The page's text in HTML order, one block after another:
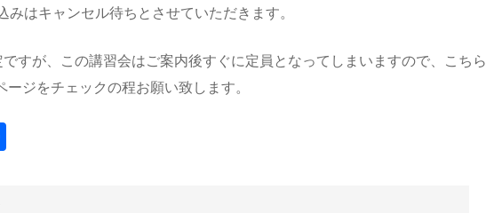
はキャンセル待ちとさせていただきます。
すが、この講習会はご案内後すぐに定員となってしまいますので、こちら
ジをチェックの程お願い致します。